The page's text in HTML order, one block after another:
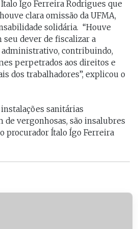
Ígo Ferreira Rodrigues que
clara omissão da UFMA,
solidária. “Houve
seu dever de fiscalizar a
administrativo, contribuindo,
perpetrados aos direitos e
dos trabalhadores”, explicou o
instalações sanitárias
de vergonhosas, são insalubres
procurador Ítalo Ígo Ferreira